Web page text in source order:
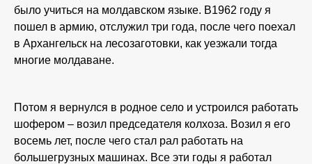
было учиться на молдавском языке. В1962 году я
пошел в армию, отслужил три года, после чего поехал
в Архангельск на лесозаготовки, как уезжали тогда
многие молдаване.
Потом я вернулся в родное село и устроился работать
шофером – возил председателя колхоза. Возил я его
восемь лет, после чего стал рал работать на
большегрузных машинах. Все эти годы я работал